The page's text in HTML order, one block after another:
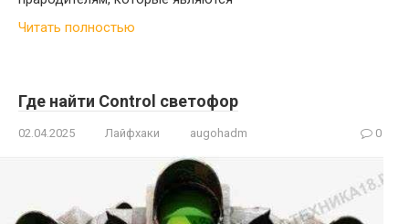
Читать полностью
Где найти Control светофор
02.04.2025 Лайфхаки augohadm 0